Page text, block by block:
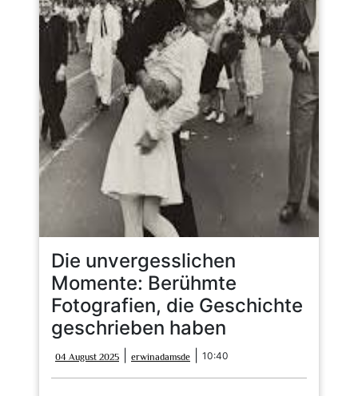
Die unvergesslichen
Momente: Berühmte
Fotografien, die Geschichte
geschrieben haben
04 August 2025
August
2025
erwinadamsde erwinadamsde
10:40